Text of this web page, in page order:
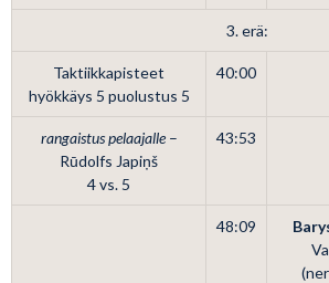
3. erä:
Taktiikkapisteet
hyökkäys 5 puolustus 5
40:00
rangaistus pelaajalle–
Rūdolfs Japiņš
4 vs. 5
43:53
48:09